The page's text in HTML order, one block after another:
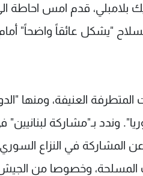
بلامبلي، قدم امس احاطة
"حزب الله" بالسلاح "يشكل عائقاً
العنيفة، ومنها
بـ"مشاركة لبنانيين" في
عن المشاركة في النزاع
المسلحة، وخصوصا من الجيش